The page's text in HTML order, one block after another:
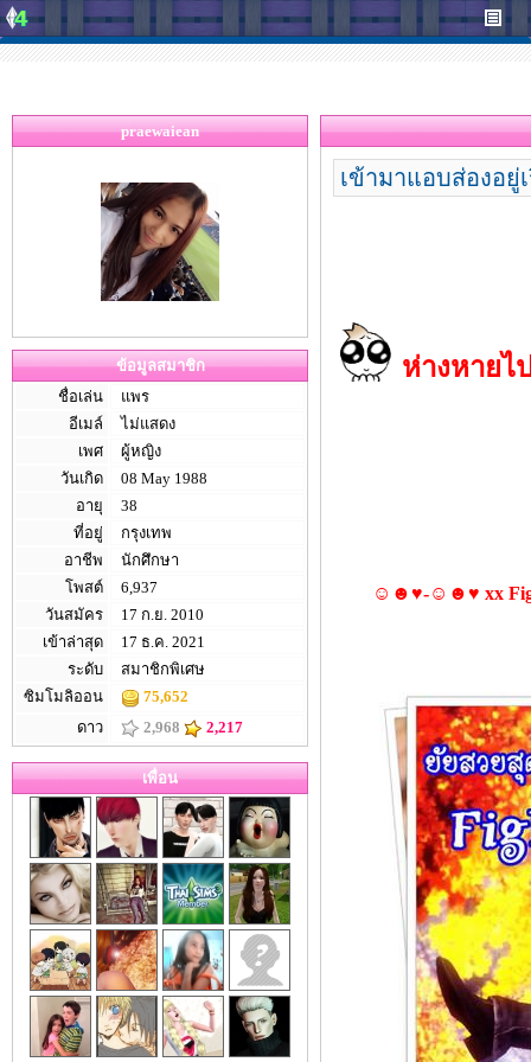
praewaiean
ข้อมูลสมาชิก
ชื่อเล่น
แพร
อีเมล์
ไม่แสดง
เพศ
ผู้หญิง
วันเกิด
08 May 1988
อายุ
38
ที่อยู่
กรุงเทพ
อาชีพ
นักศึกษา
โพสต์
6,937
วันสมัคร
17 ก.ย. 2010
เข้าล่าสุด
17 ธ.ค. 2021
ระดับ
สมาชิกพิเศษ
ซิมโมลิออน
75,652
ดาว
2,968 2,217
เพื่อน
เข้ามาแอบส่องอยู่
ห่างหายไ
☺☻♥-☺☻♥ xx